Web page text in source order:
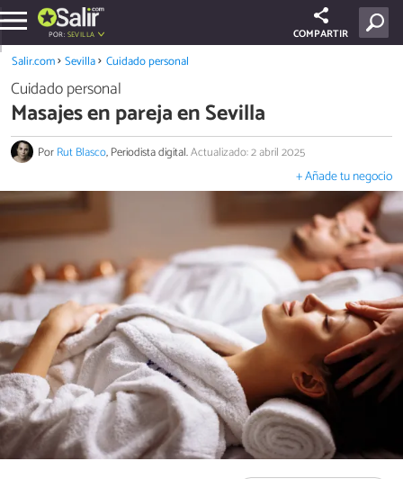
POR: SEVILLA COMPARTIR
Salir.com Sevilla Cuidado personal
Cuidado personal
Masajes en pareja en Sevilla
PorRut Blasco, Periodista digital.Actualizado: 2 abril 2025
+ Añade tu negocio